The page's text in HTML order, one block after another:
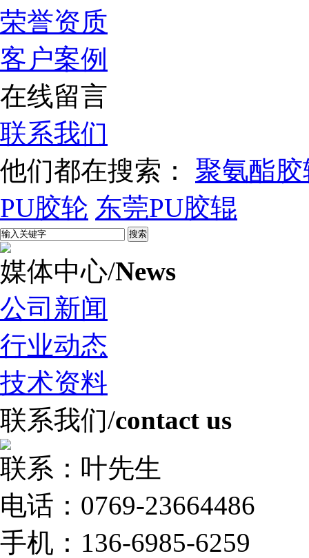
荣誉资质
客户案例
在线留言
联系我们
他们都在搜索： 聚氨酯
PU胶轮 东莞PU胶辊
媒体中心/News
公司新闻
行业动态
技术资料
联系我们/contact us
联系：叶先生
电话：0769-23664486
手机：136-6985-6259